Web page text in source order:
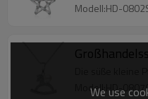
Modell:HD-
Die süße
Modell:HD-
We use